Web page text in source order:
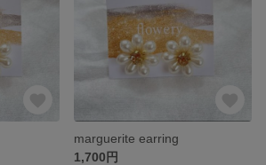
marguerite earring
1,700円